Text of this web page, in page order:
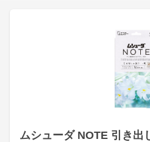
ムシューダ NOTE 引き出